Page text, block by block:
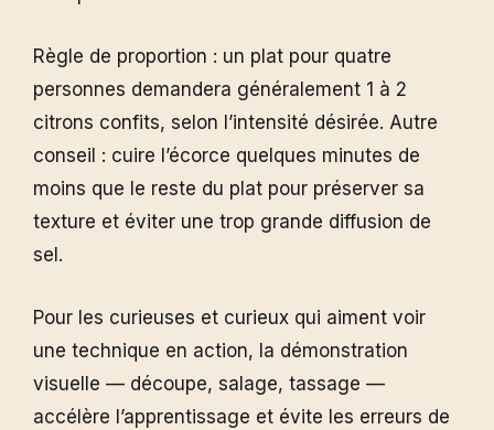
Règle de proportion : un plat pour quatre
personnes demandera généralement 1 à 2
citrons confits, selon l’intensité désirée. Autre
conseil : cuire l’écorce quelques minutes de
moins que le reste du plat pour préserver sa
texture et éviter une trop grande diffusion de
sel.
Pour les curieuses et curieux qui aiment voir
une technique en action, la démonstration
visuelle — découpe, salage, tassage —
accélère l’apprentissage et évite les erreurs de